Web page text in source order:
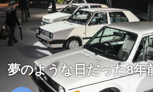
夢のような日だった8年